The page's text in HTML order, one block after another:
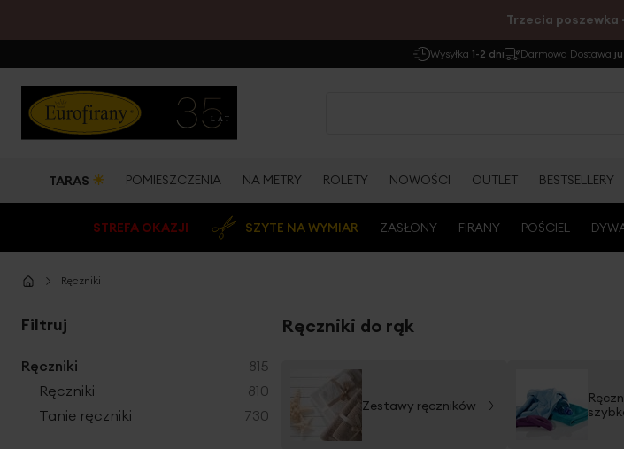
Trzecia poszewka
Wysyłka 1-2 dni Darmowa Dostawa
TARAS ☀ POMIESZCZENIA NA METRY ROLETY NOWOŚCI OUTLET BESTSELLERY
STREFA OKAZJI SZYTE NA WYMIAR ZASŁONY FIRANY POŚCIEL
Ręczniki
Ręczniki do rąk
Zestawy ręczników
Filtruj
Ręczniki 815
produkty
Ręczniki
810
produkty
Tanie ręczniki
730
produkty